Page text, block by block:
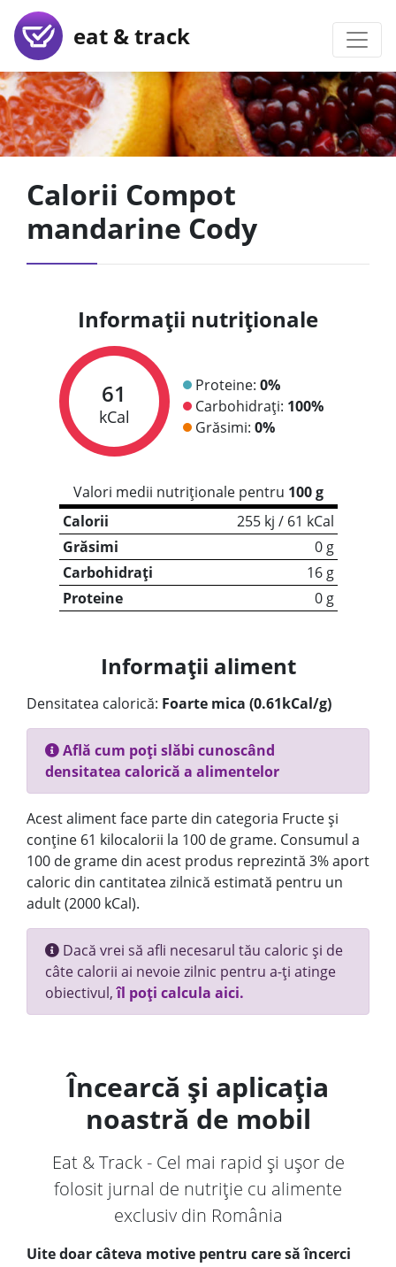
eat & track
Calorii Compot
mandarine Cody
Informații nutriționale
61
kCal
Proteine: 0%
Carbohidrați: 100%
Grăsimi: 0%
Valori medii nutriționale pentru 100 g
Calorii
255 kj / 61 kCal
Grăsimi
0 g
Carbohidrați
16 g
Proteine
0 g
Informații aliment
Densitatea calorică: Foarte mica (0.61kCal/g)
Află cum poți slăbi cunoscând
densitatea calorică a alimentelor
Acest aliment face parte din categoria Fructe și
conține 61 kilocalorii la 100 de grame. Consumul a
100 de grame din acest produs reprezintă 3% aport
caloric din cantitatea zilnică estimată pentru un
adult (2000 kCal).
Dacă vrei să afli necesarul tău caloric și de
câte calorii ai nevoie zilnic pentru a-ți atinge
obiectivul,îl poți calcula aici.
Încearcă și aplicația
noastră de mobil
Eat & Track - Cel mai rapid și ușor de
folosit jurnal de nutriție cu alimente
exclusiv din România
Uite doar câteva motive pentru care să încerci